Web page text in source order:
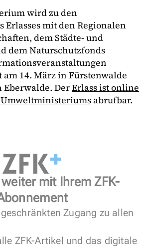
wird zu den
Erlasses mit den Regionalen
dem Städte- und
dem Naturschutzfonds
14. März in Fürstenwalde
DerErlass ist online
Umweltministeriumsabrufbar.
mit Ihrem ZFK-
Zugang zu allen
ZFK-Artikel und das digitale